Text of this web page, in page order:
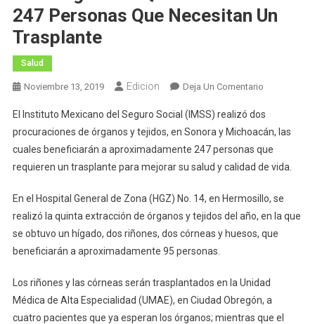
247 Personas Que Necesitan Un
Trasplante
Salud
Noviembre 13, 2019 Edicion Deja Un ComentarioEn
IMSS
Dos
Beneficiarán
A
247
Necesitan
Trasplante
El Instituto Mexicano del Seguro Social (IMSS) realizó dos
procuraciones de órganos y tejidos, en Sonora y Michoacán, las
cuales beneficiarán a aproximadamente 247 personas que
requieren un trasplante para mejorar su salud y calidad de vida.
En el Hospital General de Zona (HGZ) No. 14, en Hermosillo, se
realizó la quinta extracción de órganos y tejidos del año, en la que
se obtuvo un hígado, dos riñones, dos córneas y huesos, que
beneficiarán a aproximadamente 95 personas.
Los riñones y las córneas serán trasplantados en la Unidad
Médica de Alta Especialidad (UMAE), en Ciudad Obregón, a
cuatro pacientes que ya esperan los órganos; mientras que el